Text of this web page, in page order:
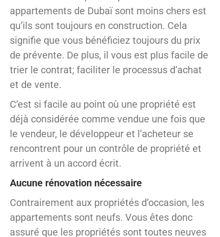
appartements de Dubaï sont moins chers est
qu’ils sont toujours en construction. Cela
signifie que vous bénéficiez toujours du prix
de prévente. De plus, il vous est plus facile de
trier le contrat; faciliter le processus d’achat
et de vente.
C’est si facile au point où une propriété est
déjà considérée comme vendue une fois que
le vendeur, le développeur et l’acheteur se
rencontrent pour un contrôle de propriété et
arrivent à un accord écrit.
Aucune rénovation nécessaire
Contrairement aux propriétés d’occasion, les
appartements sont neufs. Vous êtes donc
assuré que les propriétés sont toutes neuves